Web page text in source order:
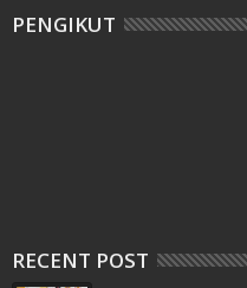
PENGIKUT
RECENT POST